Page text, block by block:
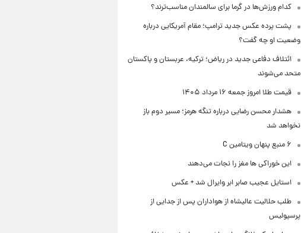
کدام ورزش‌ها در گرما برای سالمندان مناسب‌ترند؟
پشت پرده عکس جدید ترامپ؛ مقام آمریکایی درباره
وضعیت او چه گفت؟
ائتلاف دفاعی جدید در ریاض؛ ترکیه، عربستان و پاکستان
متحد می‌شوند
قیمت طلا امروز جمعه ۱۶ مرداد ۱۴۰۵
هشدار محسن رضایی درباره تنگه هرمز؛ مسیر دوم باز
نخواهد شد
۶ منبع پنهان ویتامین C
این خوراکی ها مغز را نجات می‌دهند
استایل عجیب صابر ابر وایرال شد + عکس
طلب حلالیت عالیشاه از هواداران پس از جدایی از
پرسپولیس